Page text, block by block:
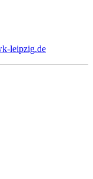
leipzig.de